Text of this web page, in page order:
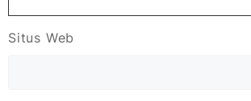
Situs Web